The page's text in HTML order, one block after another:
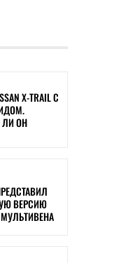
X-TRAIL С
ЛИ ОН
ВЕРСИЮ